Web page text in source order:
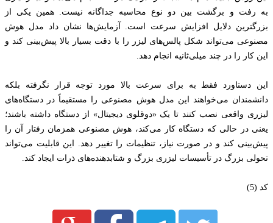
به رفت و برگشت بین دو نوع محاسبه جداگانه نیست. همین یکی از
بزرگترین دلایل افزایش سرعت است. آزمایش‌ها نشان داد مدل هوش
مصنوعی می‌تواند شکل پالس‌های لیزر را با دقت بسیار بالا پیش‌بینی کند و
این کار را در چند میلی‌ثانیه انجام دهد.
این دستاورد فقط به برای سرعت بالا مورد توجه قرار نگرفته بلکه
دانشمندان می‌خواهند این مدل هوش مصنوعی را مستقیماً در دستگاه‌های
لیزری واقعی نصب کنند تا یک «دوقلوی دیجیتال» از دستگاه داشته باشند؛
یعنی در حالی که دستگاه کار می‌کند، هوش مصنوعی همزمان رفتار آن را
پیش‌بینی کند و در صورت نیاز، تنظیمات را تغییر دهد. این قابلیت می‌تواند
تحولی بزرگ در تأسیسات لیزری بزرگ و شتابدهنده‌های ذرات ایجاد کند.
کد (5)